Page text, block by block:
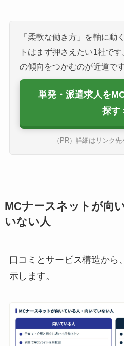
「柔軟な働き方」を軸に動
トはまず押さえたい1社で
の傾向をつかむのが近道です
単発・派遣求人を
探す
（PR）詳細はリンク
MCナースネットが向
いない人
口コミとサービス構造から
示します。